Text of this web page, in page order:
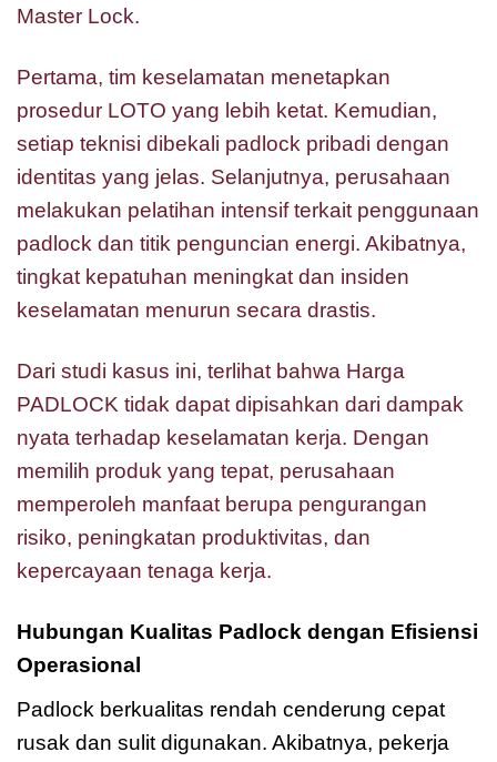
Master Lock.
Pertama, tim keselamatan menetapkan
prosedur LOTO yang lebih ketat. Kemudian,
setiap teknisi dibekali padlock pribadi dengan
identitas yang jelas. Selanjutnya, perusahaan
melakukan pelatihan intensif terkait penggunaan
padlock dan titik penguncian energi. Akibatnya,
tingkat kepatuhan meningkat dan insiden
keselamatan menurun secara drastis.
Dari studi kasus ini, terlihat bahwa Harga
PADLOCK tidak dapat dipisahkan dari dampak
nyata terhadap keselamatan kerja. Dengan
memilih produk yang tepat, perusahaan
memperoleh manfaat berupa pengurangan
risiko, peningkatan produktivitas, dan
kepercayaan tenaga kerja.
Hubungan Kualitas Padlock dengan Efisiensi
Operasional
Padlock berkualitas rendah cenderung cepat
rusak dan sulit digunakan. Akibatnya, pekerja